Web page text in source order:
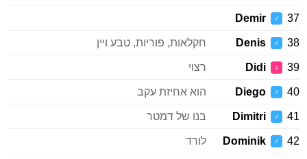
37
♂
Demir
38
♂
Denis חקלאות, פוריות, טבע ויין
39
♀
Didi רצוי
40
♂
Diego הוא אחיזת עקב
41
♂
Dimitri בנו של דמטר
42
♂
Dominik לורד